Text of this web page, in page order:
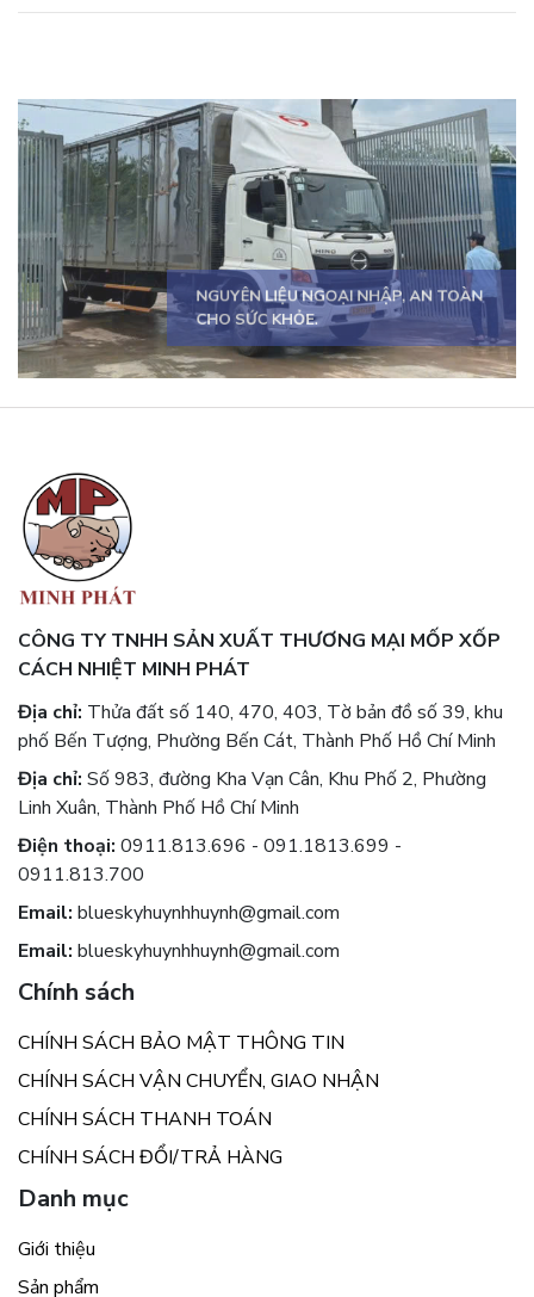
SẢN PHẨM ĐA DẠNG, ĐÁP ỨNG MỌI
NHU CẦU.
CÔNG TY TNHH SẢN XUẤT THƯƠNG MẠI MỐP XỐP
CÁCH NHIỆT MINH PHÁT
Địa chỉ: Thửa đất số 140, 470, 403, Tờ bản đồ số 39, khu
phố Bến Tượng, Phường Bến Cát, Thành Phố Hồ Chí Minh
Địa chỉ: Số 983, đường Kha Vạn Cân, Khu Phố 2, Phường
Linh Xuân, Thành Phố Hồ Chí Minh
Điện thoại: 0911.813.696 - 091.1813.699 -
0911.813.700
Email: blueskyhuynhhuynh@gmail.com
Email: blueskyhuynhhuynh@gmail.com
Chính sách
CHÍNH SÁCH BẢO MẬT THÔNG TIN
CHÍNH SÁCH VẬN CHUYỂN, GIAO NHẬN
CHÍNH SÁCH THANH TOÁN
CHÍNH SÁCH ĐỔI/TRẢ HÀNG
Danh mục
Giới thiệu
Sản phẩm